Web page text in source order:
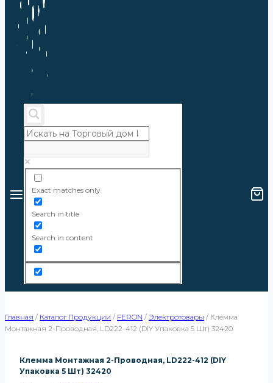
Exact matches only
Search in title
Search in content
Главная / Каталог Продукции / FERON / Электротовары / Клемма
Монтажная 2-Проводная, LD222-412 (DIY Упаковка 5 Шт) 32420
Клемма Монтажная 2-Проводная, LD222-412 (DIY
Упаковка 5 Шт) 32420